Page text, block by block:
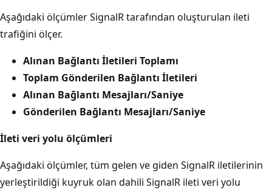
Aşağıdaki ölçümler SignalR tarafından oluşturulan ileti
trafiğini ölçer.
Alınan Bağlantı İletileri Toplamı
Toplam Gönderilen Bağlantı İletileri
Alınan Bağlantı Mesajları/Saniye
Gönderilen Bağlantı Mesajları/Saniye
İleti veri yolu ölçümleri
Aşağıdaki ölçümler, tüm gelen ve giden SignalR iletilerinin
yerleştirildiği kuyruk olan dahili SignalR ileti veri yolu